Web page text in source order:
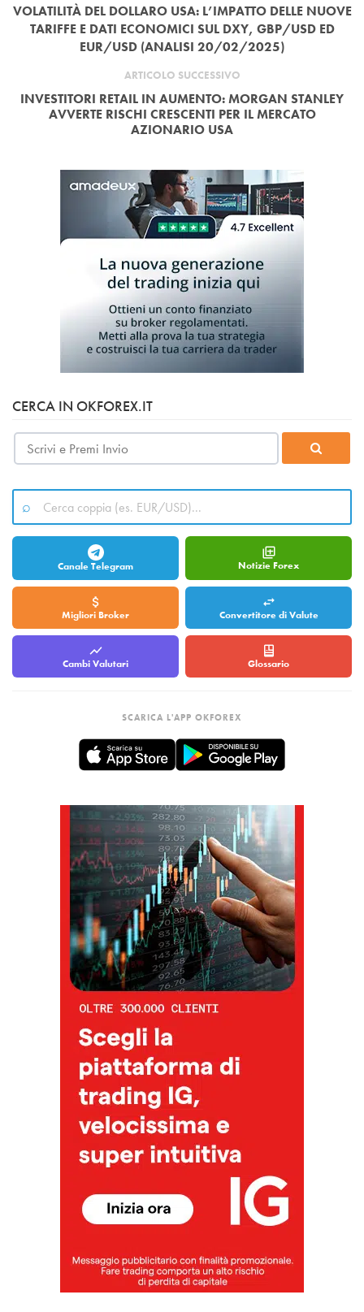
VOLATILITÀ DEL DOLLARO USA: L’IMPATTO DELLE NUOVE
TARIFFE E DATI ECONOMICI SUL DXY, GBP/USD ED
EUR/USD (ANALISI 20/02/2025)
ARTICOLO SUCCESSIVO
INVESTITORI RETAIL IN AUMENTO: MORGAN STANLEY
AVVERTE RISCHI CRESCENTI PER IL MERCATO
AZIONARIO USA
CERCA IN OKFOREX.IT
Canale Telegram Notizie Forex
Migliori Broker Convertitore di Valute
Cambi Valutari Glossario
SCARICA L'APP OKFOREX